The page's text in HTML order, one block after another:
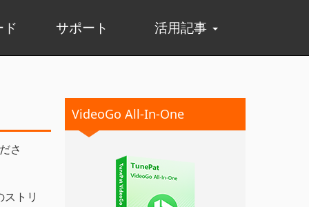
サポート 活用記事
さ
トリ
VideoGo All-In-One